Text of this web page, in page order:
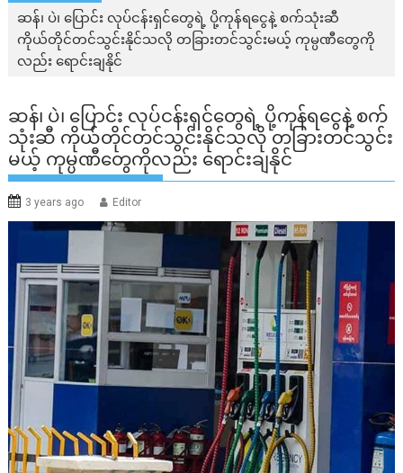
ဆန်၊ ပဲ၊ ပြောင်း လုပ်ငန်းရှင်တွေရဲ့ ပို့ကုန်ရငွေနဲ့ စက်သုံးဆီ
ကိုယ်တိုင်တင်သွင်းနိုင်သလို တခြားတင်သွင်းမယ့် ကုမ္ပဏီတွေကို
လည်း ရောင်းချနိုင်
ဆန်၊ ပဲ၊ ပြောင်း လုပ်ငန်းရှင်တွေရဲ့ ပို့ကုန်ရငွေနဲ့ စက်
သုံးဆီ ကိုယ်တိုင်တင်သွင်းနိုင်သလို တခြားတင်သွင်း
မယ့် ကုမ္ပဏီတွေကိုလည်း ရောင်းချနိုင်
3 years ago Editor